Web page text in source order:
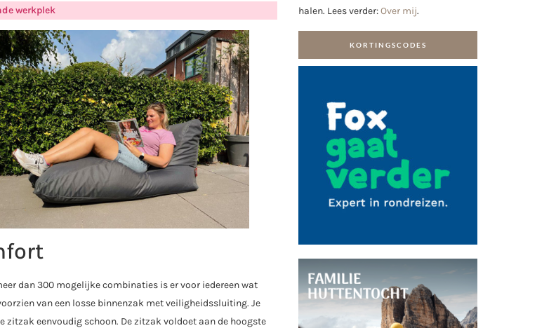
werkplek
dan 300 mogelijke combinaties is er voor iedereen wat
van een losse binnenzak met veiligheidssluiting. Je
eenvoudig schoon. De zitzak voldoet aan de hoogste
halen. Lees verder:Over mij.
KORTINGSCODES